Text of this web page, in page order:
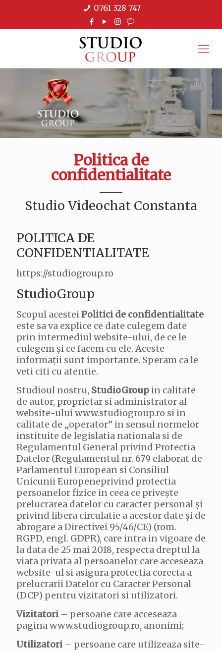
0761 328 747
Politica de
confidentialitate
Studio Videochat Constanta
POLITICA DE
CONFIDENTIALITATE
https://studiogroup.ro
StudioGroup
Scopul acesteiPolitici de confidentialitate
este sa va explice ce date culegem date
prin intermediul website-ului, de ce le
culegem și ce facem cu ele. Aceste
informații sunt importante. Speram ca le
veti citi cu atentie.
Studioul nostru, StudioGroup in calitate
de autor, proprietar si administrator al
website-ului www.studiogroup.ro si in
calitate de „operator” in sensul normelor
instituite de legislatia nationala si de
Regulamentul General privind Protectia
Datelor (Regulamentul nr. 679 elaborat de
Parlamentul European si Consiliul
Unicunii Europeneprivind protectia
persoanelor fizice in ceea ce privește
prelucrarea datelor cu caracter personal și
privind libera circulatie a acestor date și de
abrogare a Directivei 95/46/CE) (rom.
RGPD, engl. GDPR), care intra in vigoare de
la data de 25 mai 2018, respecta dreptul la
viata privata al persoanelor care acceseaza
website-ul si asigura protectia corecta a
prelucrarii Datelor cu Caracter Personal
(DCP) pentru vizitatori si utilizatori.
Vizitatori– persoane care acceseaza
pagina www.studiogroup.ro, anonimi;
Utilizatori– persoane care utilizeaza site-